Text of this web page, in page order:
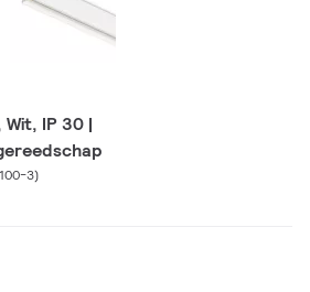
IP 30 |
3)